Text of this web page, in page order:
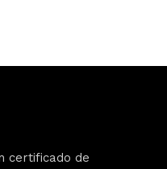
certificado de